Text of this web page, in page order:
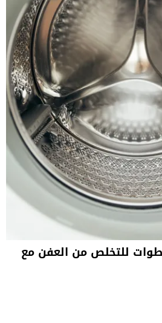
الملابس: 9 خطوات للتخلص من العفن مع